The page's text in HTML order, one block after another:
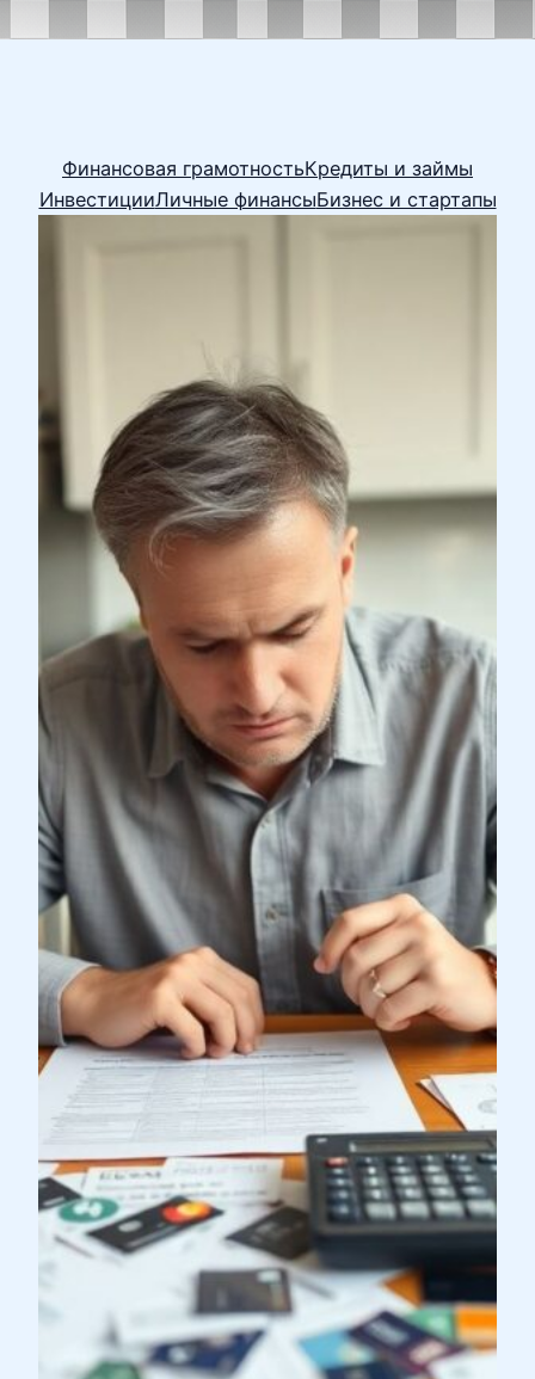
Финансовая грамотностьКредиты и займы
ИнвестицииЛичные финансыБизнес и стартапы